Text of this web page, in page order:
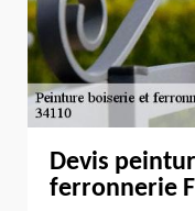
Devis
ferronnerie